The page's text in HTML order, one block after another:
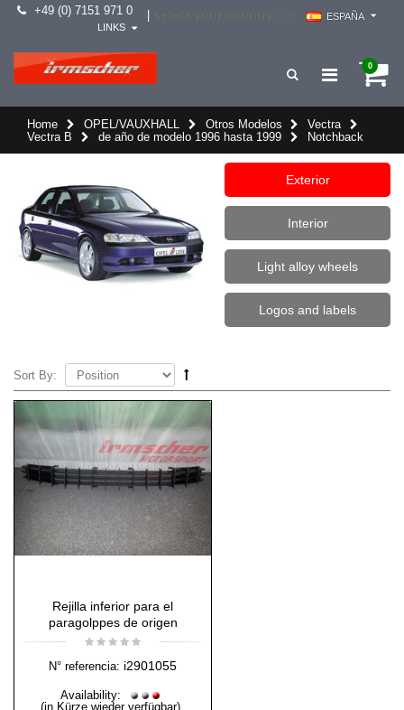
+49 (0) 7151 971 0
ESPAÑA
LINKS
0
Home OPEL/VAUXHALL Otros Modelos
Vectra
Vectra B
de año de modelo 1996 hasta 1999 Notchback
Exterior
Interior
Light alloy wheels
Logos and labels
Sort By:
Rejilla inferior para el
paragolppes de origen
N° referencia: i2901055
Availability:
(in Kürze wieder verfügbar)